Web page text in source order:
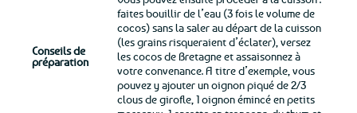
Conseils de
préparation
faites bouillir de l’eau (3 fois le volume de
cocos) sans la saler au départ de la cuisson
(les grains risqueraient d’éclater), versez
les cocos de Bretagne et assaisonnez à
votre convenance. A titre d’exemple, vous
pouvez y ajouter un oignon piqué de 2/3
clous de girofle, 1 oignon émincé en petits